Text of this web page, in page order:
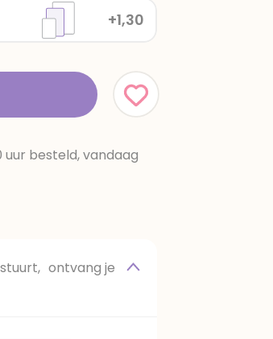
+1,30
besteld, vandaag
ontvang je